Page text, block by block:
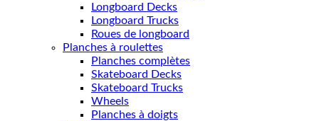
Longboard Decks
Longboard Trucks
Roues de longboard
Planches à roulettes
Planches complètes
Skateboard Decks
Skateboard Trucks
Wheels
Planches à doigts